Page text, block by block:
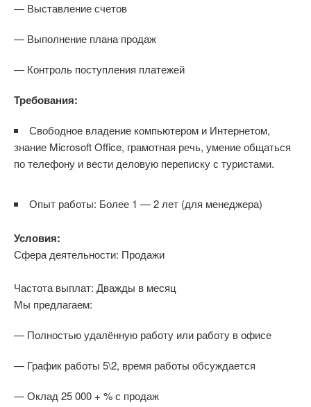
— Выставление счетов
— Выполнение плана продаж
— Контроль поступления платежей
Требования:
Свободное владение компьютером и Интернетом,
знание Microsoft Office, грамотная речь, умение общаться
по телефону и вести деловую переписку с туристами.
Опыт работы: Более 1 — 2 лет (для менеджера)
Условия:
Сфера деятельности: Продажи
Частота выплат: Дважды в месяц
Мы предлагаем:
— Полностью удалённую работу или работу в офисе
— График работы 5\2, время работы обсуждается
— Оклад 25 000 + % с продаж